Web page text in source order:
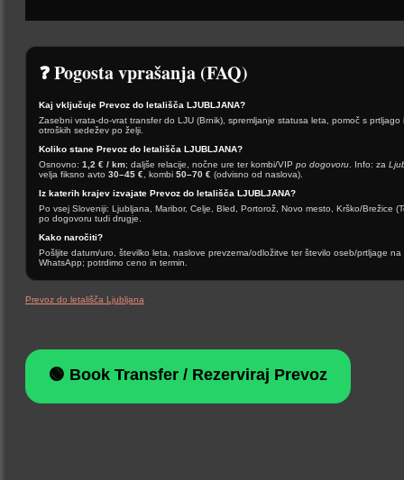
❓ Pogosta vprašanja (FAQ)
Kaj vključuje Prevoz do letališča LJUBLJANA?
Zasebni vrata-do-vrat transfer do LJU (Brnik), spremljanje statusa leta, pomoč s prtljago
otroških sedežev po želji.
Koliko stane Prevoz do letališča LJUBLJANA?
Osnovno: 1,2 € / km; daljše relacije, nočne ure ter kombi/VIP po dogovoru . Info: za
velja fiksno avto 30–45 € , kombi 50–70 € (odvisno od naslova).
Iz katerih krajev izvajate Prevoz do letališča LJUBLJANA?
Po vsej Sloveniji: Ljubljana, Maribor, Celje, Bled, Portorož, Novo mesto, Krško/Brežice
po dogovoru tudi drugje.
Kako naročiti?
Pošljite datum/uro, številko leta, naslove prevzema/odložitve ter število oseb/prtljage na
WhatsApp; potrdimo ceno in termin.
Prevoz do letališča Ljubljana
🟢 Book Transfer / Rezerviraj Prevoz